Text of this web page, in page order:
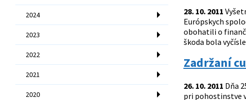
2024
2023
2022
2021
2020
28. 10. 2011
Európskych
obohatili o
škoda bola
Zadržaní
26. 10. 2011 Dňa
pri pohostinstve